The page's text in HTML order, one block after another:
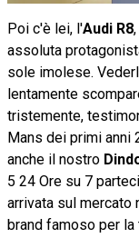
Poi c'è lei, l'Audi R8
assoluta
sole imolese.
lentamente
tristemente,
Mans dei primi anni
anche il nostro
5 24 Ore su 7
arrivata sul mercato
brand famoso per